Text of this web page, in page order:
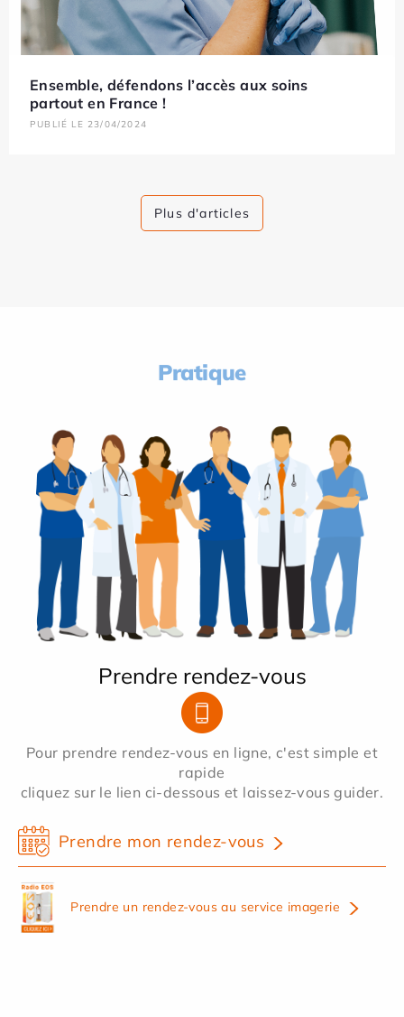
Ensemble, défendons l’accès aux soins
partout en France !
PUBLIÉ LE 23/04/2024
Plus d'articles
Pratique
Prendre rendez-vous
Pour prendre rendez-vous en ligne, c'est simple et
rapide
cliquez sur le lien ci-dessous et laissez-vous guider.
Prendre mon rendez-vous
Prendre un rendez-vous au service imagerie